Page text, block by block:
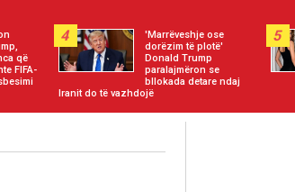
që
FIFA-
4
'Marrëveshje ose
dorëzim të plotë'
Donald Trump
paralajmëron se
bllokada detare ndaj
Iranit do të vazhdojë
5